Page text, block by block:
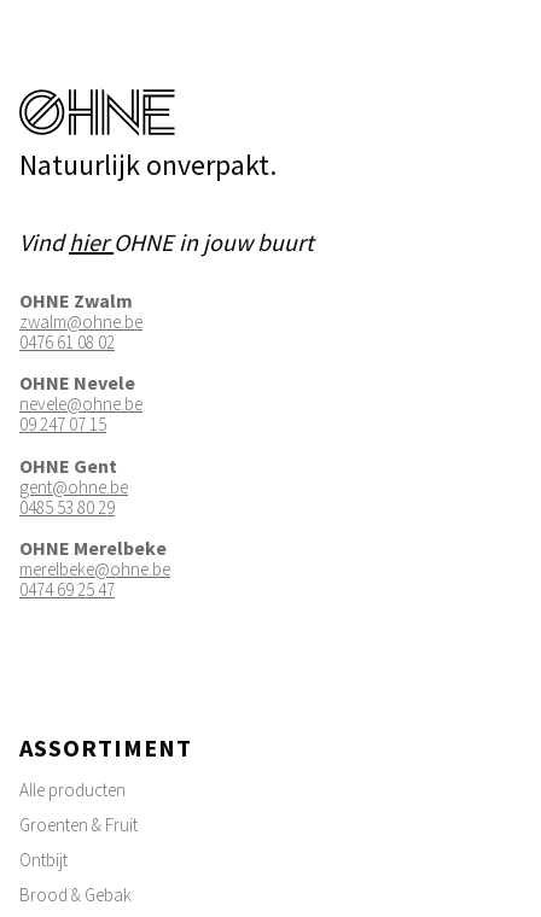
Natuurlijk onverpakt.
VindhierOHNE in jouw buurt
OHNE Zwalm
zwalm@ohne.be
0476 61 08 02
OHNE Nevele
nevele@ohne.be
09 247 07 15
OHNE Gent
gent@ohne.be
0485 53 80 29
OHNE Merelbeke
merelbeke@ohne.be
0474 69 25 47
ASSORTIMENT
Alle producten
Groenten & Fruit
Ontbijt
Brood & Gebak